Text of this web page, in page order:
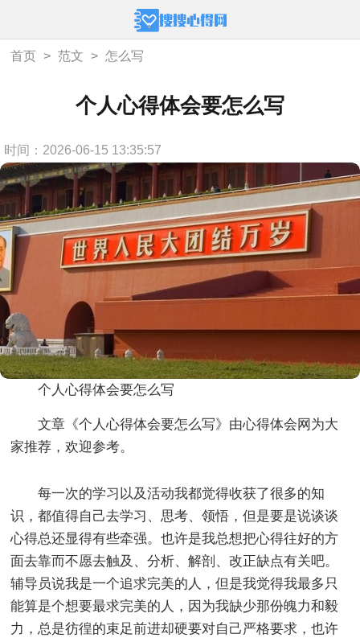
首页 > 范文 > 怎么写
个人心得体会要怎么写
时间：2026-06-15 13:35:57
个人心得体会要怎么写
文章《个人心得体会要怎么写》由心得体会网为大
家推荐，欢迎参考。
每一次的学习以及活动我都觉得收获了很多的知
识，都值得自己去学习、思考、领悟，但是要是说谈谈
心得总还显得有些牵强。也许是我总想把心得往好的方
面去靠而不愿去触及、分析、解剖、改正缺点有关吧。
辅导员说我是一个追求完美的人，但是我觉得我最多只
能算是个想要最求完美的人，因为我缺少那份魄力和毅
力，总是彷徨的束足前进却硬要对自己严格要求，也许